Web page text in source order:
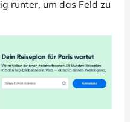
runter, um das Feld zu